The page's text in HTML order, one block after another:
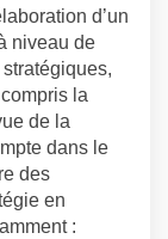
d’un
niveau de
stratégiques,
la
de la
dans le
des
en
: